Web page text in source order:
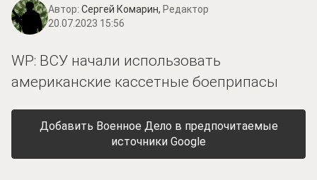
Автор: Сергей Комарин, Редактор
20.07.2023 15:56
WP: ВСУ начали использовать
американские кассетные боеприпасы
Добавить Военное Дело в предпочитаемые
источники Google